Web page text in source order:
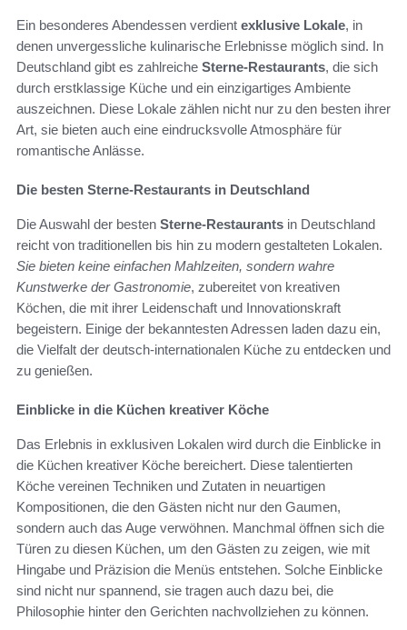
Ein besonderes Abendessen verdient exklusive Lokale, in
denen unvergessliche kulinarische Erlebnisse möglich sind. In
Deutschland gibt es zahlreiche Sterne-Restaurants, die sich
durch erstklassige Küche und ein einzigartiges Ambiente
auszeichnen. Diese Lokale zählen nicht nur zu den besten ihrer
Art, sie bieten auch eine eindrucksvolle Atmosphäre für
romantische Anlässe.
Die besten Sterne-Restaurants in Deutschland
Die Auswahl der besten Sterne-Restaurants in Deutschland
reicht von traditionellen bis hin zu modern gestalteten Lokalen.
Sie bieten keine einfachen Mahlzeiten, sondern wahre
Kunstwerke der Gastronomie, zubereitet von kreativen
Köchen, die mit ihrer Leidenschaft und Innovationskraft
begeistern. Einige der bekanntesten Adressen laden dazu ein,
die Vielfalt der deutsch-internationalen Küche zu entdecken und
zu genießen.
Einblicke in die Küchen kreativer Köche
Das Erlebnis in exklusiven Lokalen wird durch die Einblicke in
die Küchen kreativer Köche bereichert. Diese talentierten
Köche vereinen Techniken und Zutaten in neuartigen
Kompositionen, die den Gästen nicht nur den Gaumen,
sondern auch das Auge verwöhnen. Manchmal öffnen sich die
Türen zu diesen Küchen, um den Gästen zu zeigen, wie mit
Hingabe und Präzision die Menüs entstehen. Solche Einblicke
sind nicht nur spannend, sie tragen auch dazu bei, die
Philosophie hinter den Gerichten nachvollziehen zu können.